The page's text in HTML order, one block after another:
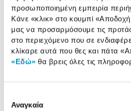
προσωποποιημένη εμπειρία
Κάνε «κλικ» στο κουμπί
μας να προσαρμόσουμε τις
στο περιεχόμενο που σε
κλίκαρε αυτά που θες και πάτα
«Εδώ» θα βρεις όλες τις
συγκατάθεσης
Αναγκαία
Αναλυτική
παρουσίαση
Αναλυτική παρουσίαση
Αξιολογήσεις